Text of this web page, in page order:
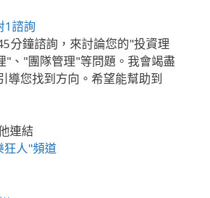
1諮詢
分鐘諮詢，來討論您的"投資理
"、"團隊管理"等問題。我會竭盡
導您找到方向。希望能幫助到
連結
人"頻道